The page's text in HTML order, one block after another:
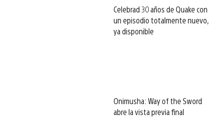
Celebrad 30 años de Quake con
un episodio totalmente nuevo,
ya disponible
Onimusha: Way of the Sword
abre la vista previa final